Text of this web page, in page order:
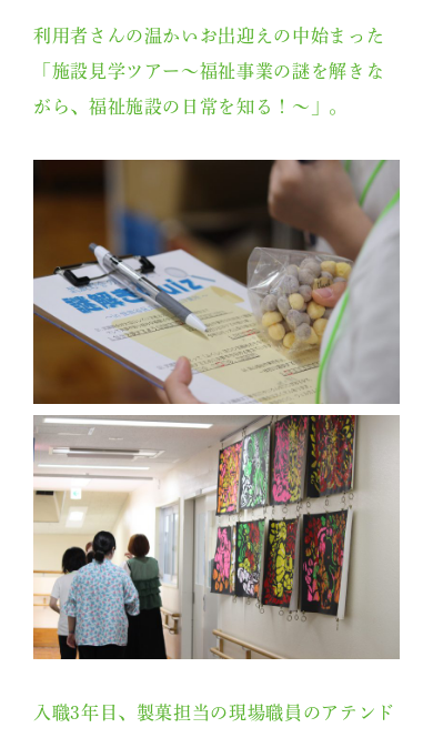
利用者さんの温かいお出迎えの中始まった
「施設見学ツアー～福祉事業の謎を解きな
がら、福祉施設の日常を知る！～」。
入職3年目、製菓担当の現場職員のアテンド